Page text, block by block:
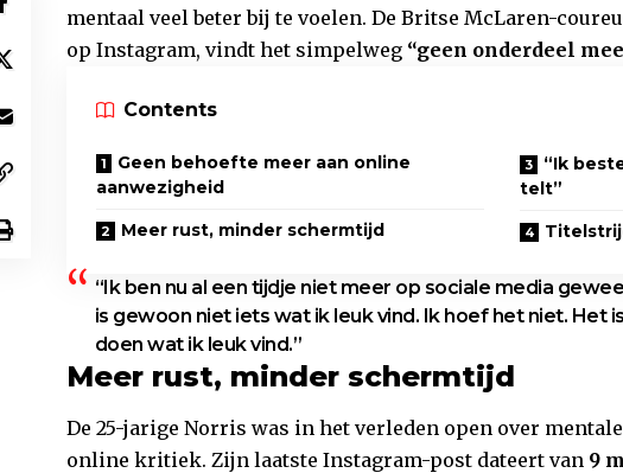
mentaal veel beter bij te voelen. De Britse McLaren-
op Instagram, vindt het simpelweg “geen onderdeel
Contents
Geen behoefte meer aan online
aanwezigheid
Meer rust, minder schermtijd
“Ik
telt”
“Ik ben nu al een tijdje niet meer op sociale media
is gewoon niet iets wat ik leuk vind. Ik hoef het niet. Het
doen wat ik leuk vind.”
Meer rust, minder schermtijd
De 25-jarige Norris was in het verleden open over
online kritiek. Zijn laatste Instagram-post dateert van 9